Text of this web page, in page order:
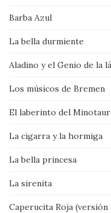
Barba Azul
La bella durmiente
Aladino y el Genio de la
Los músicos de Bremen
El laberinto del
La cigarra y la hormiga
La bella princesa
La sirenita
Caperucita Roja